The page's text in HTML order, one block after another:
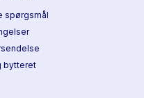
spørgsmål
bytteret